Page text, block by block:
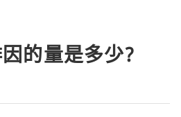
的量是多少?